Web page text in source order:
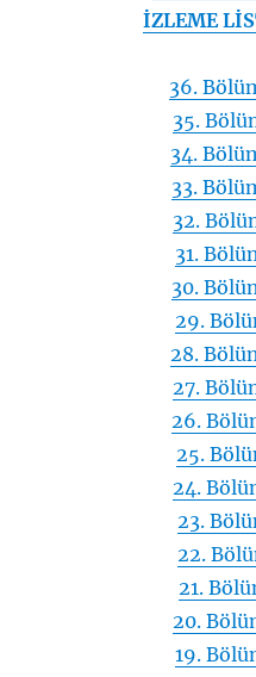
İZLEME
36.
35.
34.
33.
32.
31.
30.
29.
28.
27.
26.
25.
24.
23.
22.
21.
20.
19.